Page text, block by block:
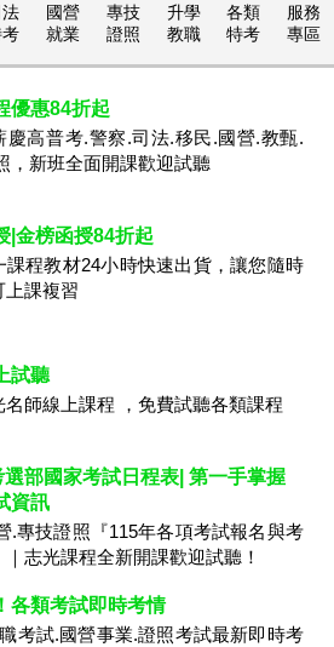
國營
就業
專技
證照
升學
教職
各類
特考
服務
專區
優惠84折起
慶高普考.警察.司法.移民.國營.教甄.
，新班全面開課歡迎試聽
|金榜函授84折起
課程教材24小時快速出貨，讓您隨時
上課複習
試聽
名師線上課程 ，免費試聽各類課程
選部國家考試日程表| 第一手掌握
資訊
.專技證照『115年各項考試報名與考
志光課程全新開課歡迎試聽！
各類考試即時考情
考試.國營事業.證照考試最新即時考